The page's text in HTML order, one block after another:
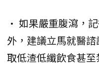
• 如果嚴重腹瀉，
外，建議立馬就醫
取低渣低纖飲食甚至